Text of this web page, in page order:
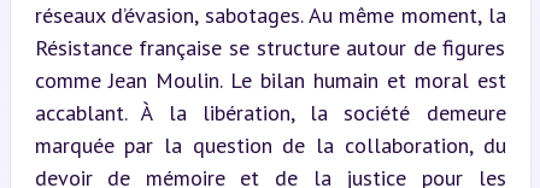
réseaux d’évasion, sabotages. Au même moment, la
Résistance française se structure autour de figures
comme Jean Moulin. Le bilan humain et moral est
accablant. À la libération, la société demeure
marquée par la question de la collaboration, du
devoir de mémoire et de la justice pour les